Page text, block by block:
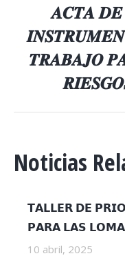
𝑨𝑪𝑻𝑨
𝑻𝑹𝑨𝑩𝑨𝑱𝑶
Noticias
𝗧𝗔𝗟𝗟𝗘𝗥 𝗗𝗘
𝗣𝗔𝗥𝗔 𝗟𝗔𝗦
10 abril, 2025